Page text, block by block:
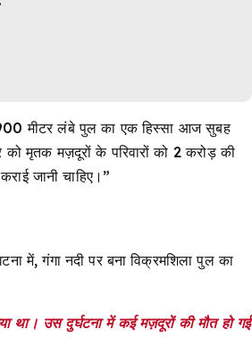
900 मीटर लंबे पुल का एक हिस्सा आज सुबह
मृतक मज़दूरों के परिवारों को ₹2 करोड़ की
जानी चाहिए।”
में, गंगा नदी पर बना विक्रमशिला पुल का
था। उस दुर्घटना में कई मज़दूरों की मौत हो गई